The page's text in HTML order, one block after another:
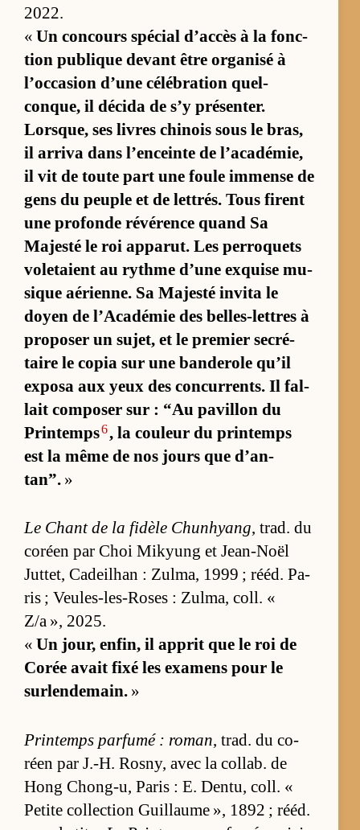
2022.
« Un concours spé­cial d’ac­cès à la fonc­
tion pu­blique de­vant être or­ga­nisé à
l’oc­ca­sion d’une cé­lé­bra­tion quel­
conque, il dé­cida de s’y pré­sen­ter.
Lorsque, ses livres chi­nois sous le bras,
il ar­riva dans l’en­ceinte de l’aca­dé­mie,
il vit de toute part une foule im­mense de
gens du peuple et de let­trés. Tous firent
une pro­fonde ré­vé­rence quand Sa
Majesté le roi ap­pa­rut. Les per­roquets
vo­le­taient au rythme d’une exquise mu­
sique aé­rienne. Sa Majesté in­vita le
doyen de l’Aca­dé­mie des belles-lettres à
pro­po­ser un sujet, et le pre­mier se­cré­
taire le co­pia sur une ban­de­role qu’il
ex­posa aux yeux des concur­rents. Il fal­
lait com­po­ser sur : “Au pa­villon du
Prin­temps6, la cou­leur du prin­temps
est la même de nos jours que d’an­
tan”. »
Le Chant de la fi­dèle Chun­hyang, trad. du
co­réen par Choi Mi­kyung et Jean-Noël
Jut­tet, Ca­deil­han : Zul­ma, 1999 ; ré­éd. Pa­
ris ; Veules-les-Roses : Zul­ma, coll. «
Z/a », 2025.
« Un jour, en­fin, il ap­prit que le roi de
Co­rée avait fixé les exa­mens pour le
sur­len­de­main. »
Prin­temps par­fumé : ro­man, trad. du co­
réen par J.-H. Ros­ny, avec la col­lab. de
Hong Chong-u, Pa­ris : E. Den­tu, coll. «
Pe­tite col­lec­tion Guillaume », 1892 ; ré­éd.